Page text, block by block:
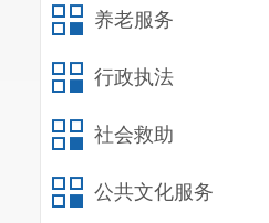
养老服务
行政执法
社会救助
公共文化服务